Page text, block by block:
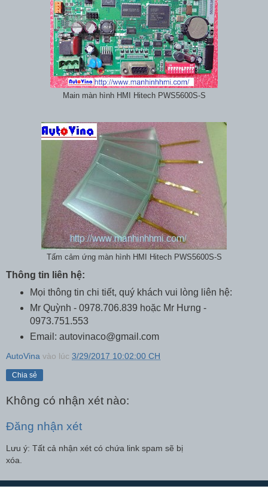
Main màn hình HMI Hitech PWS5600S-S
Tấm cảm ứng màn hình HMI Hitech PWS5600S-S
Thông tin liên hệ:
Mọi thông tin chi tiết, quý khách vui lòng liên hệ:
Mr Quỳnh - 0978.706.839 hoặc Mr Hưng -
0973.751.553
Email: autovinaco@gmail.com
AutoVina vào lúc 3/29/2017 10:02:00 CH
Chia sẻ
Không có nhận xét nào:
Đăng nhận xét
Lưu ý: Tất cả nhận xét có chứa link spam sẽ bị
xóa.